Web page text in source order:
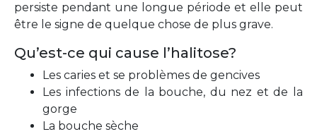
persiste pendant une longue période et elle peut
être le signe de quelque chose de plus grave.
Qu’est-ce qui cause l’halitose?
Les caries et se problèmes de gencives
Les infections de la bouche, du nez et de la
gorge
La bouche sèche